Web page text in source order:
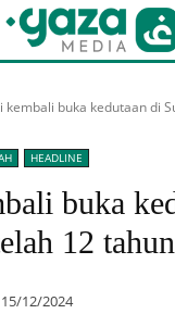
kembali buka kedutaan di
HEADLINE
buka
12
15/12/2024